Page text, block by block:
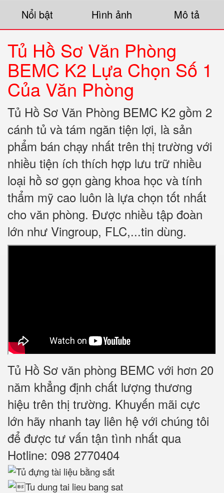
Nổi bật Hình ảnh Mô tả
Tủ Hồ Sơ Văn Phòng
BEMC K2 Lựa Chọn Số 1
Của Văn Phòng
Tủ Hồ Sơ Văn Phòng BEMC K2 gồm 2
cánh tủ và tám ngăn tiện lợi, là sản
phẩm bán chạy nhất trên thị trường với
nhiều tiện ích thích hợp lưu trữ nhiều
loại hồ sơ gọn gàng khoa học và tính
thẩm mỹ cao luôn là lựa chọn tốt nhất
cho văn phòng. Được nhiều tập đoàn
lớn như Vingroup, FLC,...tin dùng.
Tủ Hồ Sơ văn phòng BEMC với hơn 20
năm khẳng định chất lượng thương
hiệu trên thị trường. Khuyến mãi cực
lớn hãy nhanh tay liên hệ với chúng tôi
để được tư vấn tận tình nhất qua
Hotline: 098 2770404